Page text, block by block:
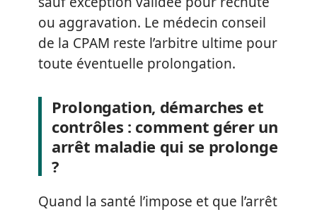
ou aggravation. Le médecin conseil
de la CPAM reste l’arbitre ultime pour
toute éventuelle prolongation.
Prolongation, démarches et
contrôles : comment gérer un
arrêt maladie qui se prolonge
?
Quand la santé l’impose et que l’arrêt